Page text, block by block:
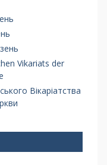
Vikariats der
Вікаріатства